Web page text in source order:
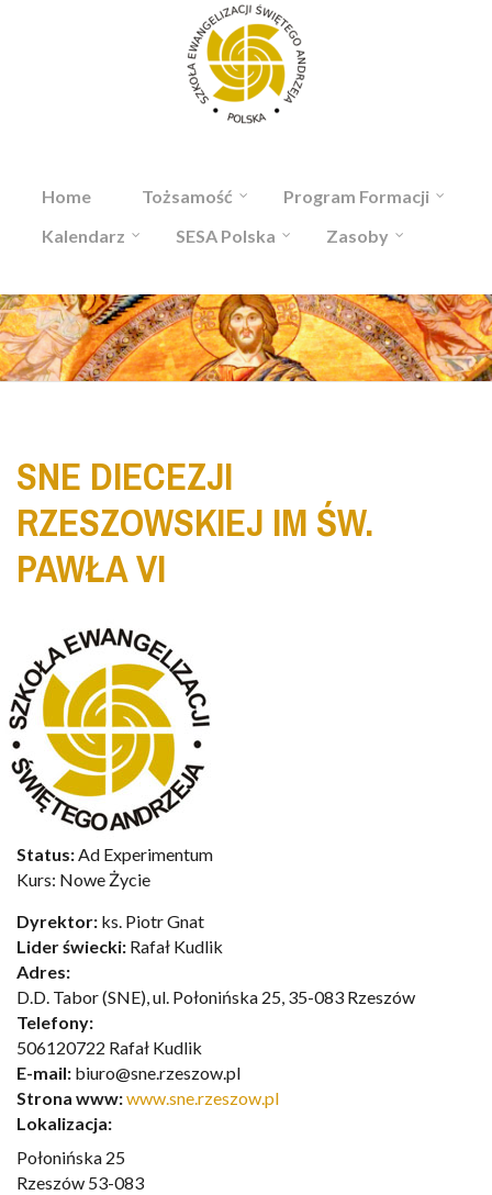
Home Tożsamość
Program Formacji
Kalendarz
SESA Polska Zasoby
SNE DIECEZJI
RZESZOWSKIEJ IM ŚW.
PAWŁA VI
Status:Ad Experimentum
Kurs: Nowe Życie
Dyrektor: ks. Piotr Gnat
Lider świecki: Rafał Kudlik
Adres:
D.D. Tabor (SNE), ul. Połonińska 25, 35-083 Rzeszów
Telefony:
506120722 Rafał Kudlik
E-mail: biuro@sne.rzeszow.pl
Strona www:www.sne.rzeszow.pl
Lokalizacja:
Połonińska 25
Rzeszów 53-083